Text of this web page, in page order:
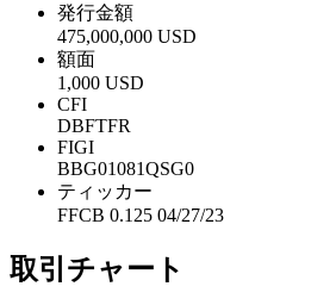
発行金額
475,000,000 USD
額面
1,000 USD
CFI
DBFTFR
FIGI
BBG01081QSG0
ティッカー
FFCB 0.125 04/27/23
取引チャート